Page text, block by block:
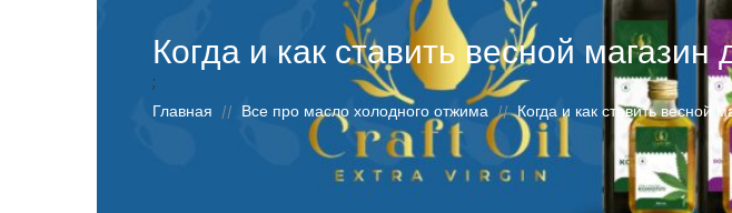
Когда и как ставить весной магазин
;
Главная
// Все про масло холодного отжима // Когда и как ставить весной